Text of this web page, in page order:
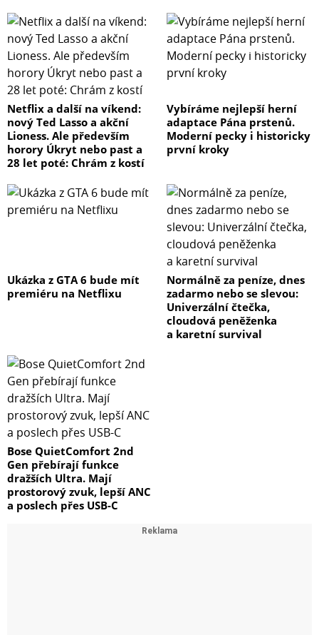
Netflix a další na víkend:
nový Ted Lasso a akční
Lioness. Ale především
horory Úkryt nebo past a
28 let poté: Chrám z kostí
Vybíráme nejlepší herní
adaptace Pána prstenů.
Moderní pecky i historicky
první kroky
Ukázka z GTA 6 bude mít
premiéru na Netflixu
Normálně za peníze, dnes
zadarmo nebo se slevou:
Univerzální čtečka,
cloudová peněženka
a karetní survival
Bose QuietComfort 2nd
Gen přebírají funkce
dražších Ultra. Mají
prostorový zvuk, lepší ANC
a poslech přes USB-C